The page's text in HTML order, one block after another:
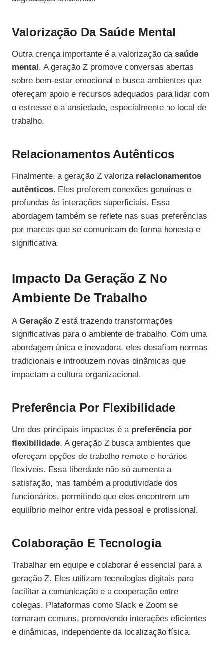
Valorização Da Saúde Mental
Outra crença importante é a valorização da saúde
mental . A geração Z promove conversas abertas
sobre bem-estar emocional e busca ambientes que
ofereçam apoio e recursos adequados para lidar com
o estresse e a ansiedade, especialmente no local de
trabalho.
Relacionamentos Autênticos
Finalmente, a geração Z valoriza relacionamentos
autênticos. Eles preferem conexões genuínas e
profundas às interações superficiais. Essa
abordagem também se reflete nas suas preferências
por marcas que se comunicam de forma honesta e
significativa.
Impacto Da Geração Z No
Ambiente De Trabalho
AGeração Z está trazendo transformações
significativas para o ambiente de trabalho. Com uma
abordagem única e inovadora, eles desafiam normas
tradicionais e introduzem novas dinâmicas que
impactam a cultura organizacional.
Preferência Por Flexibilidade
Um dos principais impactos é a preferência por
flexibilidade. A geração Z busca ambientes que
ofereçam opções de trabalho remoto e horários
flexíveis. Essa liberdade não só aumenta a
satisfação, mas também a produtividade dos
funcionários, permitindo que eles encontrem um
equilíbrio melhor entre vida pessoal e profissional.
Colaboração E Tecnologia
Trabalhar em equipe e colaborar é essencial para a
geração Z. Eles utilizam tecnologias digitais para
facilitar a comunicação e a cooperação entre
colegas. Plataformas como Slack e Zoom se
tornaram comuns, promovendo interações eficientes
e dinâmicas, independente da localização física.